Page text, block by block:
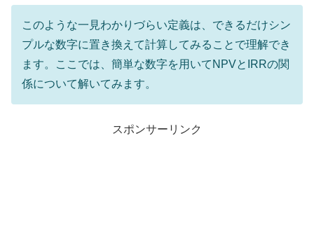
このような一見わかりづらい定義は、できるだけシン
プルな数字に置き換えて計算してみることで理解でき
ます。ここでは、簡単な数字を用いてNPVとIRRの関
係について解いてみます。
スポンサーリンク